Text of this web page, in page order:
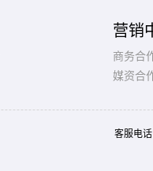
营销
商务合
媒资合
客服电